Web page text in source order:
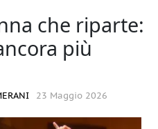
che riparte:
più
23 Maggio 2026